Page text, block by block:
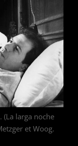
(La larga noche
et Woog.